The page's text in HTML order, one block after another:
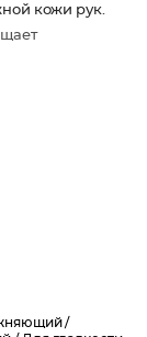
кожи рук.
кожу
Легко
/